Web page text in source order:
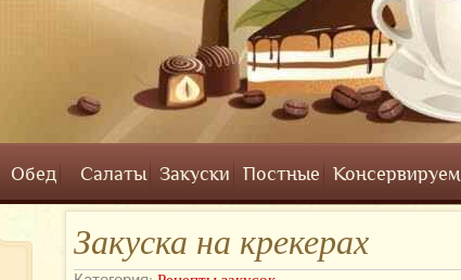
Обед Салаты Закуски Постные Консервируем
Закуска на крекерах